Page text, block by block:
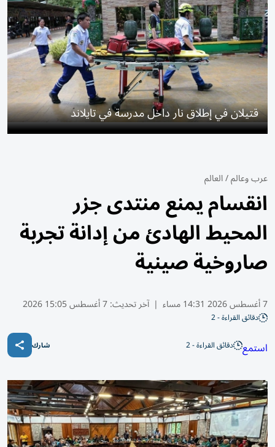
قتيلان في إطلاق نار داخل مدرسة في تايلاند
عرب وعالم/العالم
انقسام يمنع منتدى جزر
المحيط الهادئ من إدانة تجربة
صاروخية صينية
7 أغسطس 2026 14:31 مساء | آخر تحديث:7 أغسطس 15:05 2026
دقائق القراءة - 2
استمع دقائق القراءة - 2 شارك